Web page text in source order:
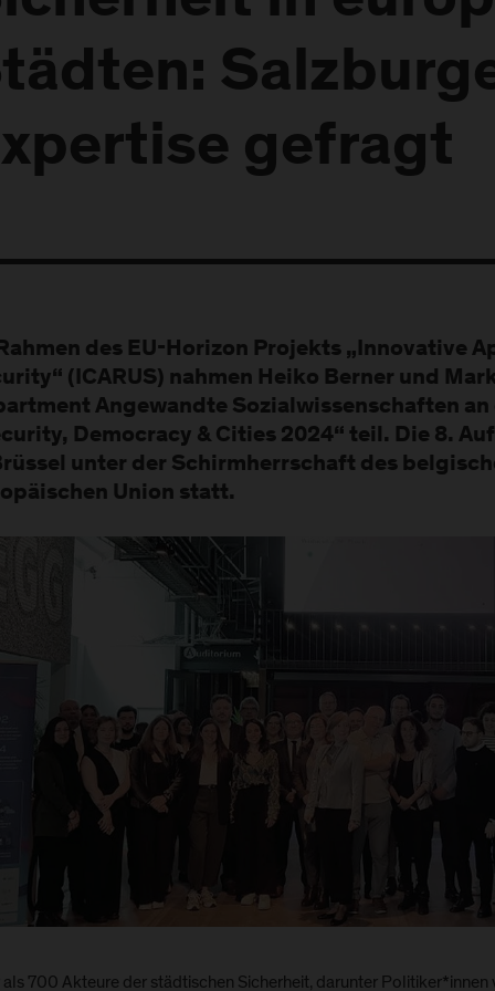
gefragt
des EU-Horizon Projekts „Innovative
(ICARUS) nahmen Heiko Berner und
Angewandte Sozialwissenschaften an
Democracy & Cities 2024“ teil. Die 8.
unter der Schirmherrschaft des
Union statt.
als 700 Akteure der städtischen Sicherheit, darunter Politiker*innen